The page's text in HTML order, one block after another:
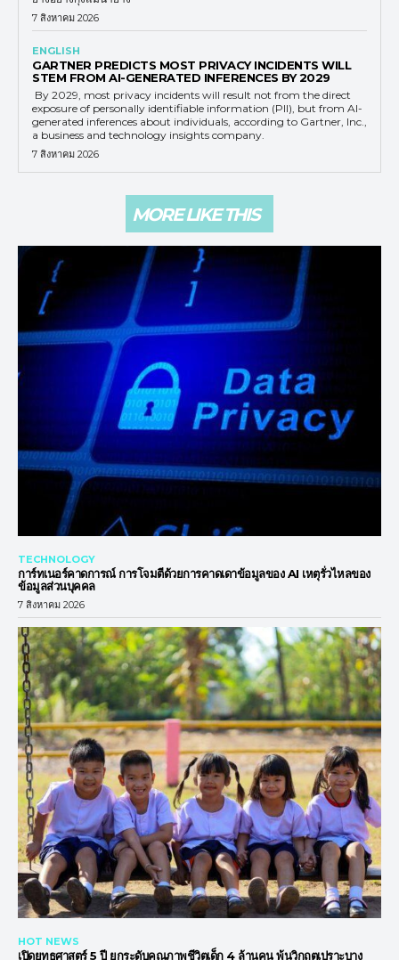
7 สิงหาคม 2026
ENGLISH
GARTNER PREDICTS MOST PRIVACY INCIDENTS WILL
STEM FROM AI-GENERATED INFERENCES BY 2029
By 2029, most privacy incidents will result not from the direct
exposure of personally identifiable information (PII), but from AI-
generated inferences about individuals, according to Gartner, Inc.,
a business and technology insights company.
7 สิงหาคม 2026
MORE LIKE THIS
TECHNOLOGY
การ์ทเนอร์คาดการณ์ การโจมตีด้วยการคาดเดาข้อมูลของ AI เหตุรั่วไหลของ
ข้อมูลส่วนบุคคล
7 สิงหาคม 2026
HOT NEWS
เปิดยุทธศาสตร์ 5 ปี ยกระดับคุณภาพชีวิตเด็ก 4 ล้านคน พ้นวิกฤตเปราะบาง